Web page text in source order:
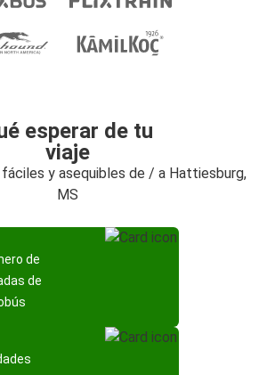
esperar de tu
viaje
fáciles y asequibles de / a Hattiesburg,
MS
de
de